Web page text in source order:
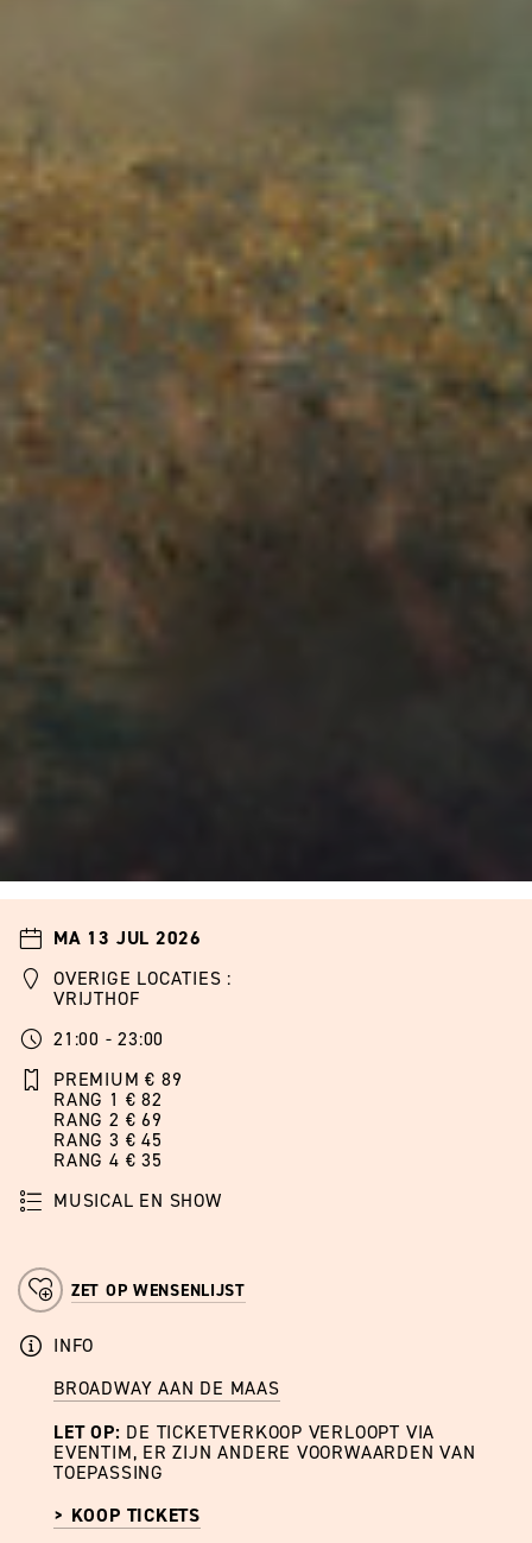
MA 13 JUL 2026
OVERIGE LOCATIES :
VRIJTHOF
21:00 - 23:00
PREMIUM € 89
RANG 1 € 82
RANG 2 € 69
RANG 3 € 45
RANG 4 € 35
MUSICAL EN SHOW
ZET OP WENSENLIJST
INFO
BROADWAY AAN DE MAAS
LET OP: DE TICKETVERKOOP VERLOOPT VIA
EVENTIM, ER ZIJN ANDERE VOORWAARDEN VAN
TOEPASSING
> KOOP TICKETS